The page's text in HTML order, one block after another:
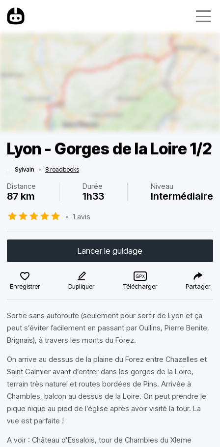
Lyon - Gorges de la Loire 1/2
Sylvain • 8 roadbooks
Distance
87 km
Durée
1h33
Niveau
Intermédiaire
• 1 avis
Lancer le guidage
Enregistrer Dupliquer Télécharger Partager
Sortie sans autoroute (seulement pour sortir de Lyon et ça
peut s’éviter facilement en passant par Oullins, Pierre Benite,
Brignais), à travers les monts du Forez.
On arrive au dessus de la plaine du Forez entre Chazelles et
Saint Galmier avant d’entrer dans les gorges de la Loire,
terrain très naturel et routes bordées de Pins. Arrivée à
Chambles, balcon au dessus de la Loire. On peut prendre le
pique nique au pied de l’église après avoir visité la tour. La
vue est parfaite !
A voir : Château d’Essalois, tour de Chambles du XIeme